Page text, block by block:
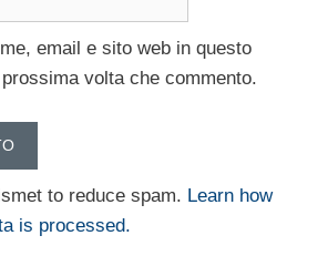
email e sito web in questo
volta che commento.
to reduce spam. Learn how
is processed.